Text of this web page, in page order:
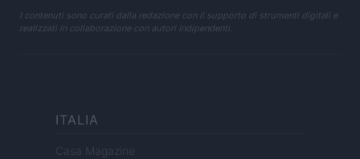
I contenuti sono curati dalla redazione con il supporto di strumenti digitali e
realizzati in collaborazione con autori indipendenti.
ITALIA
Casa Magazine